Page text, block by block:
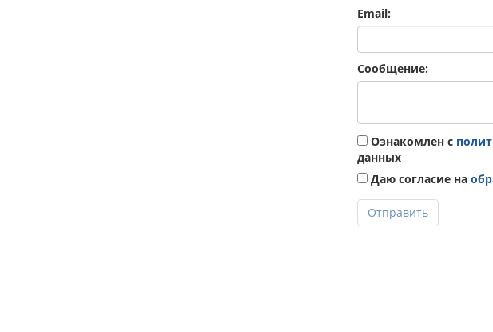
Email:
Сообщение:
Ознакомлен с
данных
Даю согласие на
Отправить